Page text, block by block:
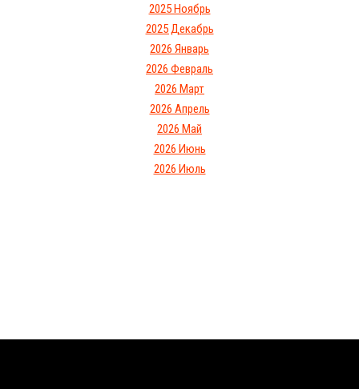
2025 Ноябрь
2025 Декабрь
2026 Январь
2026 Февраль
2026 Март
2026 Апрель
2026 Май
2026 Июнь
2026 Июль